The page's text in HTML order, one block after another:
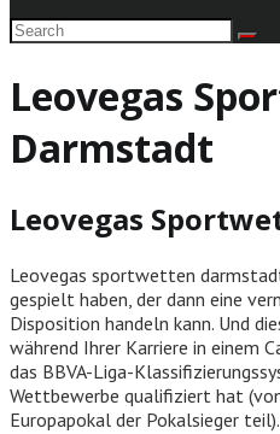
Leovegas
Darmstadt
Leovegas
Leovegas sportwetten
gespielt haben, der dann eine
Disposition handeln kann. Und
während Ihrer Karriere in einem
das BBVA-Liga-
Wettbewerbe qualifiziert hat
Europapokal der Pokalsieger teil).